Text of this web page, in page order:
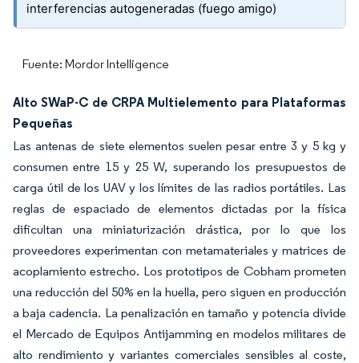
interferencias autogeneradas (fuego amigo)
Fuente: Mordor Intelligence
Alto SWaP-C de CRPA Multielemento para Plataformas
Pequeñas
Las antenas de siete elementos suelen pesar entre 3 y 5 kg y
consumen entre 15 y 25 W, superando los presupuestos de
carga útil de los UAV y los límites de las radios portátiles. Las
reglas de espaciado de elementos dictadas por la física
dificultan una miniaturización drástica, por lo que los
proveedores experimentan con metamateriales y matrices de
acoplamiento estrecho. Los prototipos de Cobham prometen
una reducción del 50% en la huella, pero siguen en producción
a baja cadencia. La penalización en tamaño y potencia divide
el Mercado de Equipos Antijamming en modelos militares de
alto rendimiento y variantes comerciales sensibles al coste,